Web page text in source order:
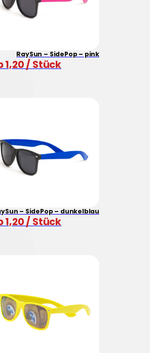
RaySun – SidePop – pink
1,20 / Stück
– SidePop – dunkelblau
1,20 / Stück